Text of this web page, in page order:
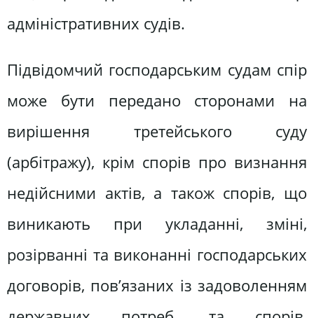
адміністративних судів.
Підвідомчий господарським судам спір
може бути передано сторонами на
вирішення третейського суду
(арбітражу), крім спорів про визнання
недійсними актів, а також спорів, що
виникають при укладанні, зміні,
розірванні та виконанні господарських
договорів, пов’язаних із задоволенням